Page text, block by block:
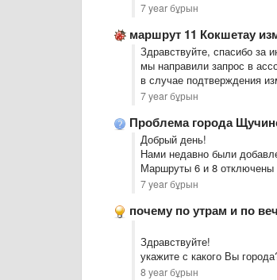
7 year бұрын
маршрут 11 Кокшетау
Здравствуйте, спасибо за
мы направили запрос в
в случае подтверждения
7 year бұрын
Проблема города
Добрый день!
Нами недавно были
Маршруты 6 и 8 отключены
7 year бұрын
почему по утрам и по
Здравствуйте!
укажите с какого Вы
8 year бұрын